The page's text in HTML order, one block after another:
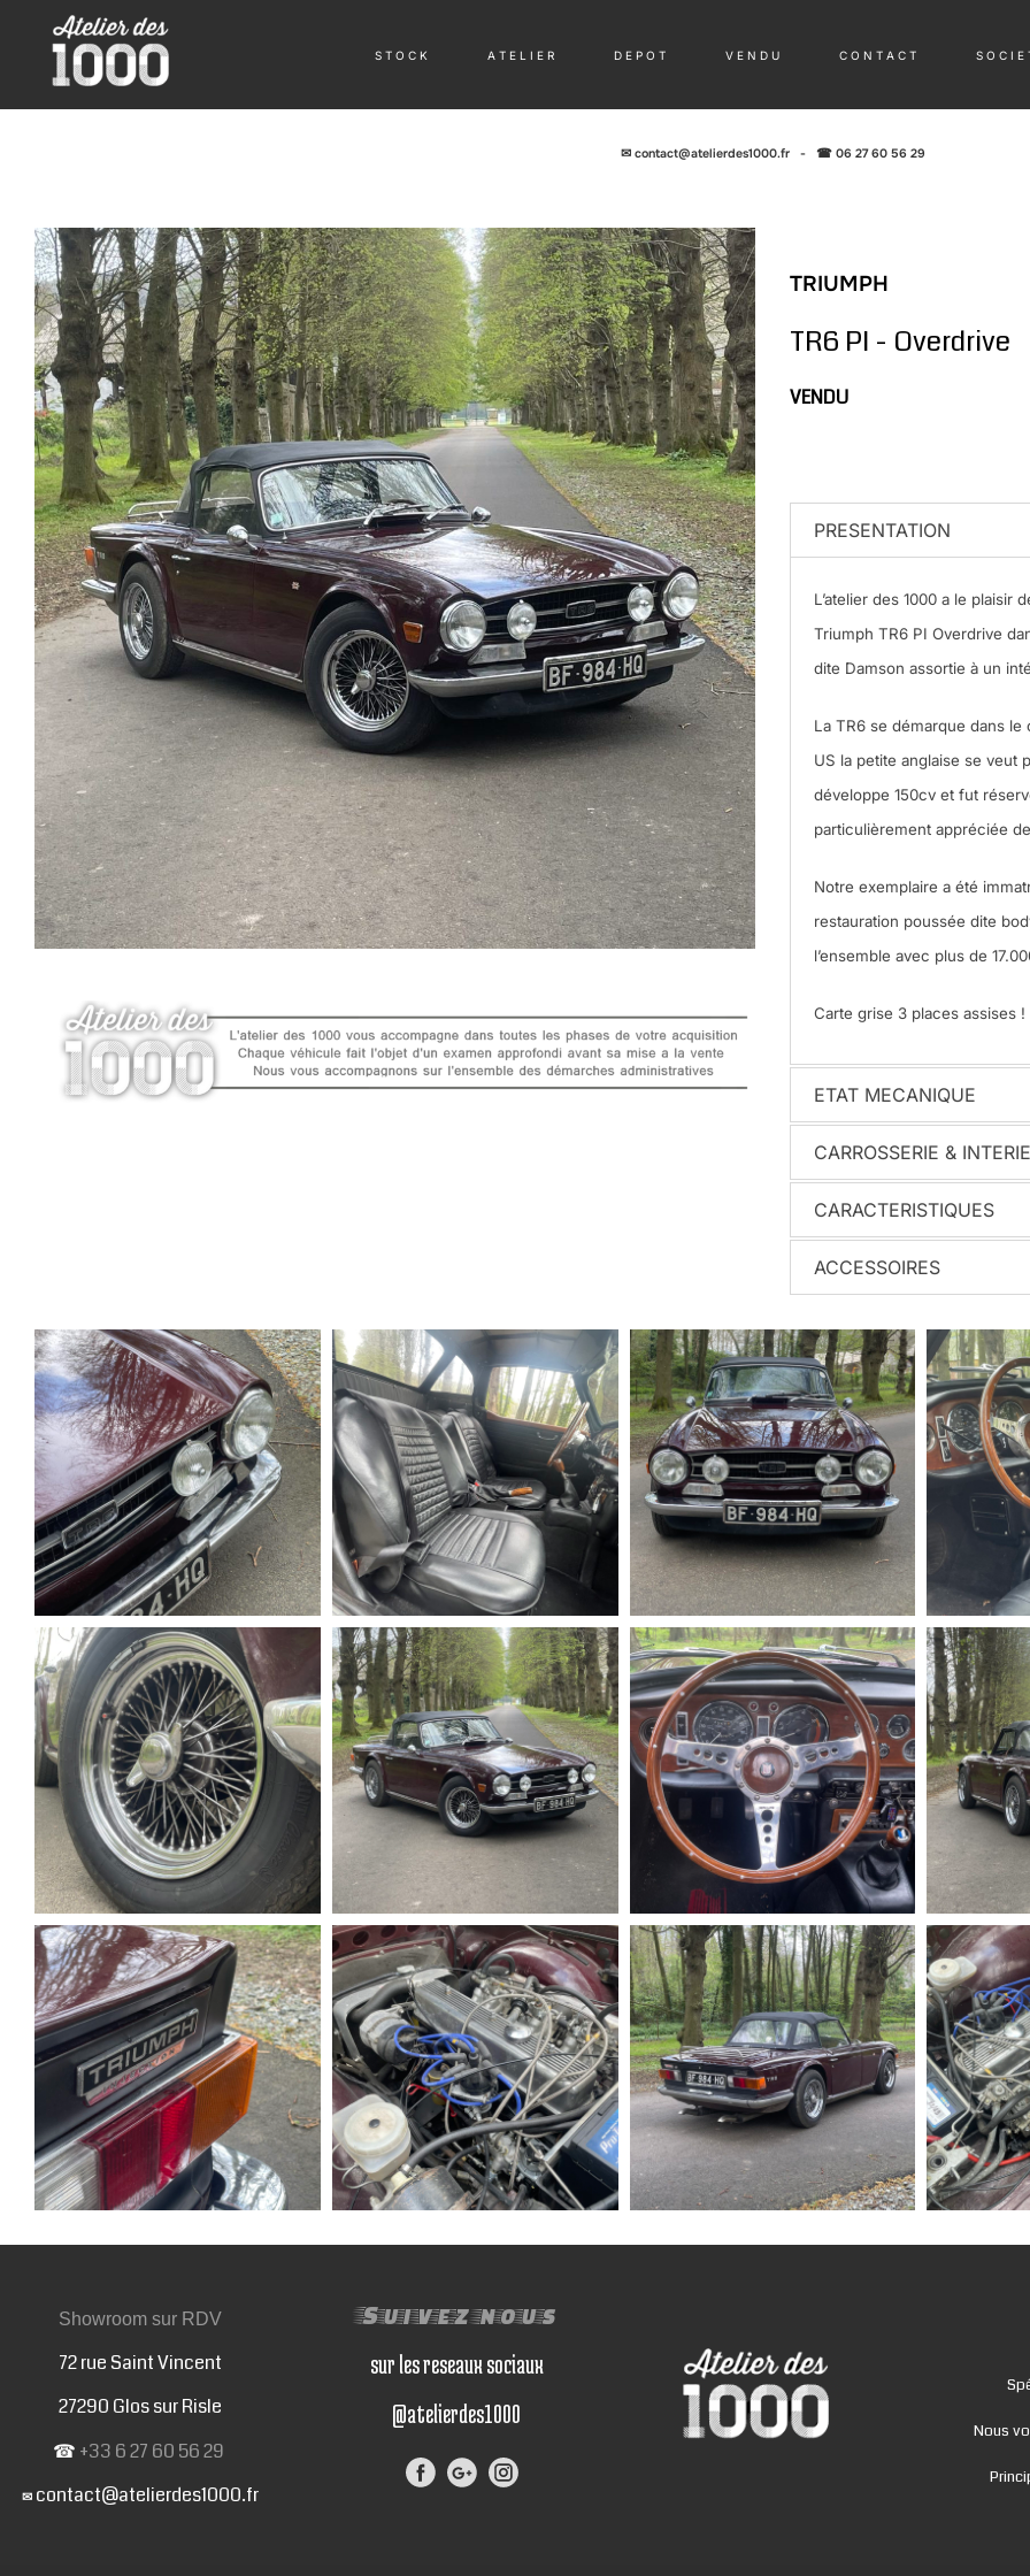
S T O C K A T E L I E R D E P O T V E N D U C O N T A C T S O C I E
✉ contact@atelierdes1000.fr- ☎ 06 27 60 56 29
TRIUMPH
TR6 PI - Overdrive
VENDU
PRESENTATION
L’atelier des 1000 a le plaisir
Triumph TR6 PI Overdrive
dite Damson assortie à un
La TR6 se démarque dans
US la petite anglaise se veut
développe 150cv et fut
particulièrement appréciée
Notre exemplaire a été
restauration poussée dite
l’ensemble avec plus de
Carte grise 3 places assises !
ETAT MECANIQUE
CARROSSERIE &
CARACTERISTIQUES
ACCESSOIRES
Showroom sur RDV
72 rue Saint Vincent
27290 Glos sur Risle
☎ +33 6 27 60 56 29
✉ contact@atelierdes1000.fr
Suivez nous
sur les reseaux sociaux
@atelierdes1000
Nous